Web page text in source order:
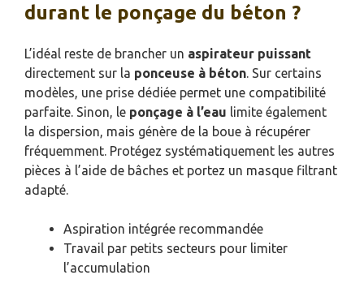
durant le ponçage du béton ?
L’idéal reste de brancher un aspirateur puissant
directement sur la ponceuse à béton. Sur certains
modèles, une prise dédiée permet une compatibilité
parfaite. Sinon, le ponçage à l’eau limite également
la dispersion, mais génère de la boue à récupérer
fréquemment. Protégez systématiquement les autres
pièces à l’aide de bâches et portez un masque filtrant
adapté.
Aspiration intégrée recommandée
Travail par petits secteurs pour limiter
l’accumulation